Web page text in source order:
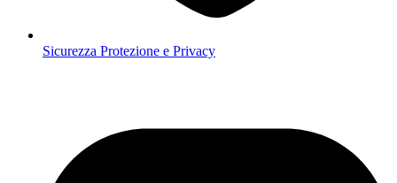
Sicurezza Protezione e Privacy